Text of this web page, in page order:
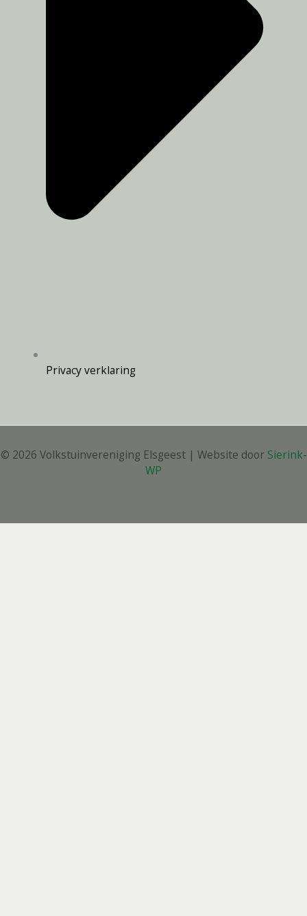
Privacy verklaring
© 2026 Volkstuinvereniging Elsgeest | Website door Sierink-
WP